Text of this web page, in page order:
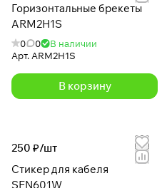
Горизонтальные брекеты
ARM2H1S
0 0
В наличии
Арт. ARM2H1S
В корзину
250 ₽/шт
Стикер для кабеля
SEN601W